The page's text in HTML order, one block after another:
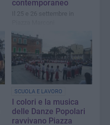
contemporaneo
Il 25 e 26 settembre in
SCUOLA E LAVORO
I colori e la musica
delle Danze Popolari
ravvivano Piazza